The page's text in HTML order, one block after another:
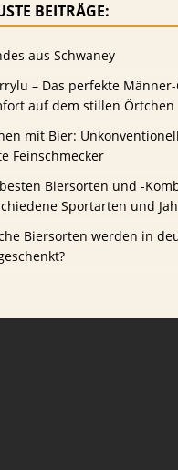
BEITRÄGE:
aus Schwaney
– Das perfekte
auf dem stillen Örtchen
mit Bier:
Feinschmecker
Biersorten und -
Sportarten und
Biersorten werden in